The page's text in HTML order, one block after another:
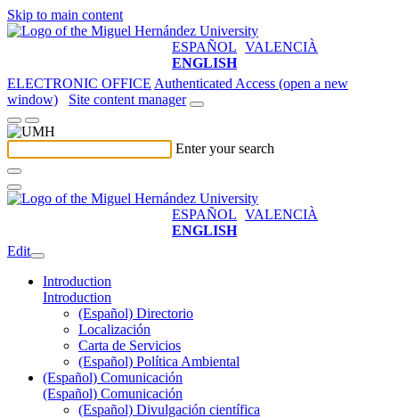
Skip to main content
ESPAÑOL VALENCIÀ
ENGLISH
ELECTRONIC OFFICE Authenticated Access (open a new
window)
Site content manager
Enter your search
ESPAÑOL VALENCIÀ
ENGLISH
Edit
Introduction
Introduction
(Español) Directorio
Localización
Carta de Servicios
(Español) Política Ambiental
(Español) Comunicación
(Español) Comunicación
(Español) Divulgación científica